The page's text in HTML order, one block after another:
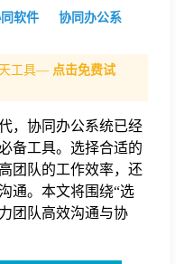
软件
协同办公系
工具— 点击免费试
，协同办公系统已经
备工具。选择合适的
团队的工作效率，还
通。本文将围绕“选
团队高效沟通与协